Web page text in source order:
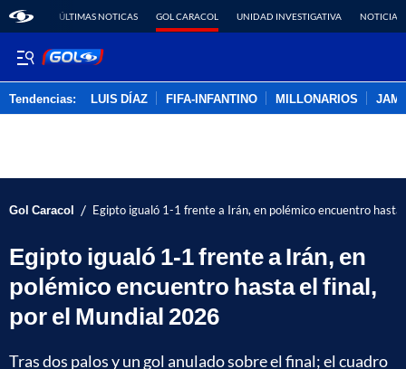
ÚLTIMAS NOTICAS GOL CARACOL UNIDAD INVESTIGATIVA NOTICIAS
Tendencias: LUIS DÍAZ FIFA-INFANTINO MILLONARIOS
Gol Caracol / Egipto igualó 1-1 frente a Irán, en polémico encuentro
Egipto igualó 1-1 frente a Irán, en
polémico encuentro hasta el final,
por el Mundial 2026
Tras dos palos y un gol anulado sobre el final; el cuadro